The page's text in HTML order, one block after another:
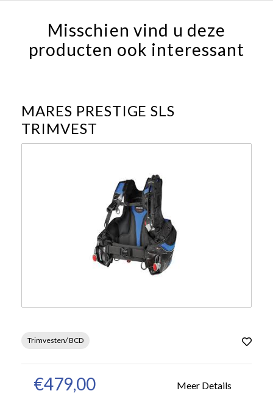
Misschien vind u deze
producten ook interessant
MARES PRESTIGE SLS
TRIMVEST
Trimvesten/ BCD
€479,00 Meer Details